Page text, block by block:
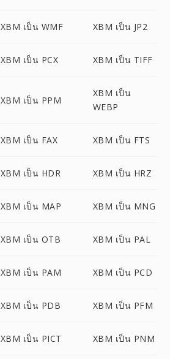
XBM เป็น WMF XBM เป็น JP2
XBM เป็น PCX XBM เป็น TIFF
XBM เป็น PPM
XBM เป็น
WEBP
XBM เป็น FAX XBM เป็น FTS
XBM เป็น HDR XBM เป็น HRZ
XBM เป็น MAP XBM เป็น MNG
XBM เป็น OTB XBM เป็น PAL
XBM เป็น PAM XBM เป็น PCD
XBM เป็น PDB XBM เป็น PFM
XBM เป็น PICT XBM เป็น PNM